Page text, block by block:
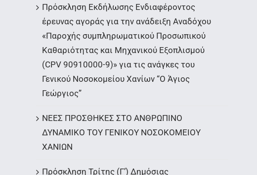
Πρόσκληση Εκδήλωσης Ενδιαφέροντος
έρευνας αγοράς για την ανάδειξη Αναδόχου
«Παροχής συμπληρωματικού Προσωπικού
Καθαριότητας και Μηχανικού Εξοπλισμού
(CPV 90910000-9)» για τις ανάγκες του
Γενικού Νοσοκομείου Χανίων “Ο Άγιος
Γεώργιος”
ΝΕΕΣ ΠΡΟΣΘΗΚΕΣ ΣΤΟ ΑΝΘΡΩΠΙΝΟ
ΔΥΝΑΜΙΚΟ ΤΟΥ ΓΕΝΙΚΟΥ ΝΟΣΟΚΟΜΕΙΟΥ
ΧΑΝΙΩΝ
Πρόσκληση Τρίτης (Γ’) Δημόσιας